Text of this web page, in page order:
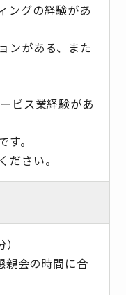
ングの経験があ
ンがある、また
ビス業経験があ
。
ださい。
親会の時間に合